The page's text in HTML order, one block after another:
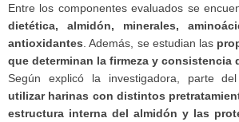
Entre los componentes evaluados se
dietética, almidón, minerales,
antioxidantes . Además, se estudian las
que determinan la firmeza y consistencia
Según explicó la investigadora, parte
utilizar harinas con distintos
estructura interna del almidón y las